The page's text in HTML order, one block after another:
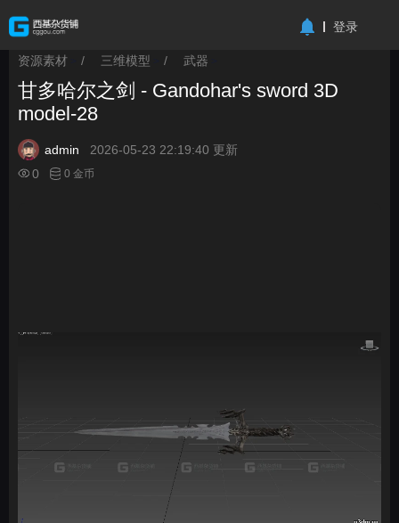
登录
资源素材 / 三维模型 / 武器
甘多哈尔之剑 - Gandohar's sword 3D
model-28
admin
2026-05-23 22:19:40 更新
0
0 金币